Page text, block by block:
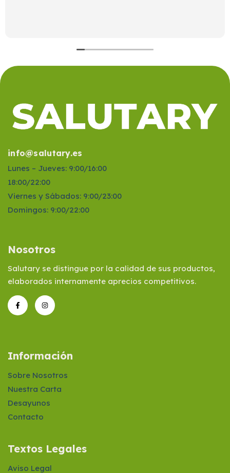
Nosotros
Salutary se distingue por la calidad de sus productos,
elaborados internamente aprecios competitivos.
Información
Sobre Nosotros
Nuestra Carta
Desayunos
Contacto
Textos Legales
Aviso Legal
info@salutary.es
Lunes – Jueves: 9:00/16:00
18:00/22:00
Viernes y Sábados: 9:00/23:00
Domingos: 9:00/22:00